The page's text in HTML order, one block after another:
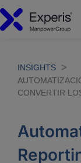
INSIGHTS
CONVERTIR